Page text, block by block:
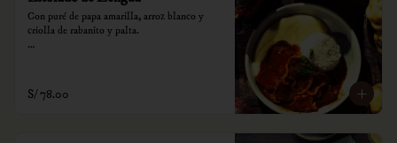
Con puré de papa amarilla, arroz blanco y
criolla de rabanito y palta.
consumo.
S/ 78.00